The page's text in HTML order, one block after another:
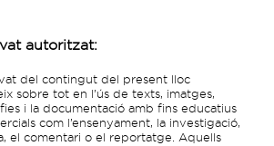
autoritzat:
del contingut del present lloc
sobre tot en l’ús de texts, imatges,
i la documentació amb fins educatius
com l’ensenyament, la investigació,
el comentari o el reportatge. Aquells